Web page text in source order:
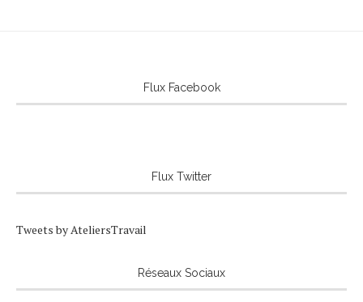
Flux Facebook
Flux Twitter
Tweets by AteliersTravail
Réseaux Sociaux